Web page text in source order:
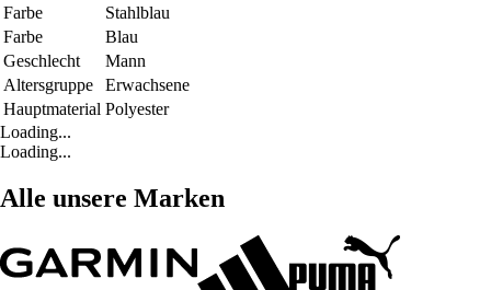
Farbe
Stahlblau
Farbe
Blau
Geschlecht
Mann
Altersgruppe
Erwachsene
Hauptmaterial Polyester
Loading...
Loading...
Alle unsere Marken